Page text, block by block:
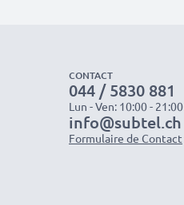
CONTACT
044 / 5830 881
Lun - Ven: 10:00 - 21:00
info@subtel.ch
Formulaire de Contact